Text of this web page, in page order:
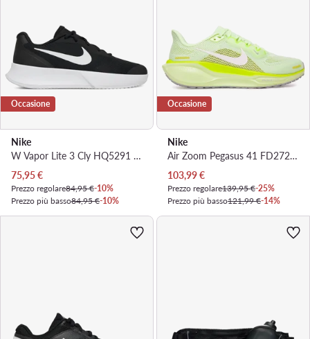
Occasione
Nike
W Vapor Lite 3 Cly HQ5291 001 · Scarpe da tennis
Prezzo attuale
75,95€
Prezzo regolare84,95 €-10%
Prezzo più basso84,95 €-10%
Occasione
Nike
Air Zoom Pegasus 41 FD2723 702 · Scarpe running
Prezzo attuale
103,99€
Prezzo regolare139,95 €-25%
Prezzo più basso121,99 €-14%